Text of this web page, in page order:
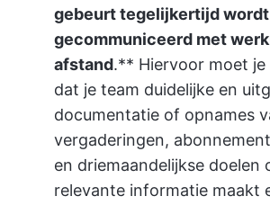
gebeurt tegelijkertijd wordt
gecommuniceerd met
afstand.** Hiervoor moet
dat je team duidelijke en
documentatie of opnames
vergaderingen,
en driemaandelijkse doelen
relevante informatie maakt